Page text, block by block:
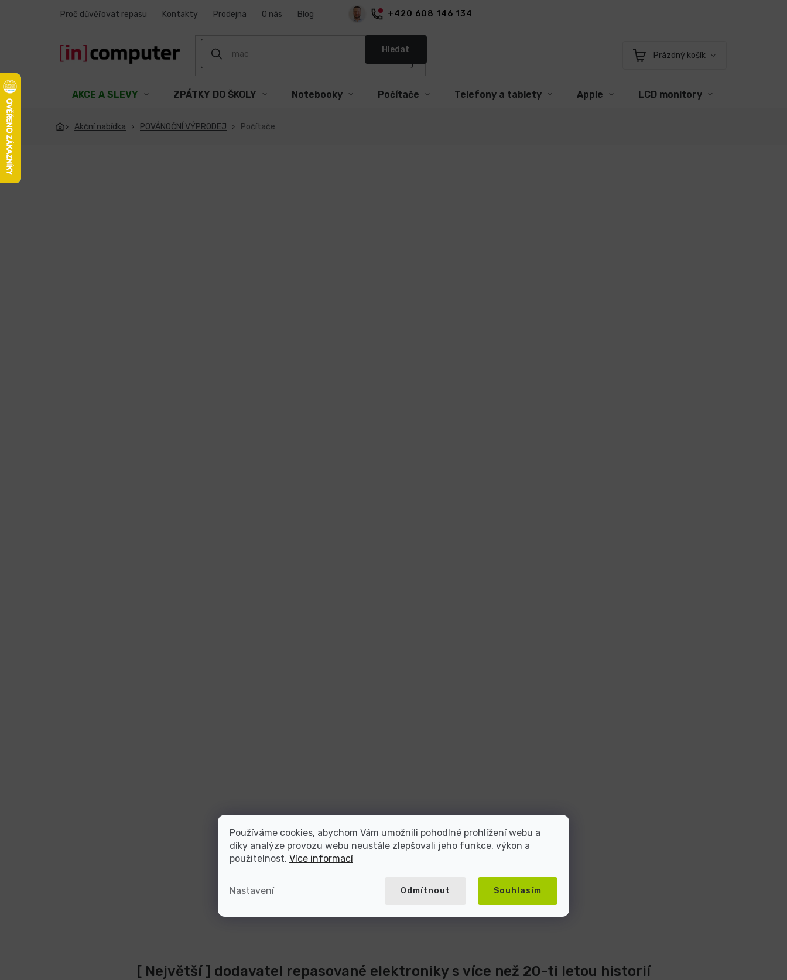
Používáme cookies, abychom Vám umožnili pohodlné prohlížení webu a
díky analýze provozu webu neustále zlepšovali jeho funkce, výkon a
použitelnost. Více informací
Nastavení Odmítnout Souhlasím
+420 608 146 134
Proč důvěřovat repasu Kontakty Prodejna O nás Blog
Hledat
Nákupní
Prázdný košík
AKCE A SLEVY ZPÁTKY DO ŠKOLY Notebooky Počítače Telefony a tablety Apple LCD monitory
Akční nabídka POVÁNOČNÍ VÝPRODEJ Počítače
[ Největší ] dodavatel repasované elektroniky s více než 20-ti letou historií